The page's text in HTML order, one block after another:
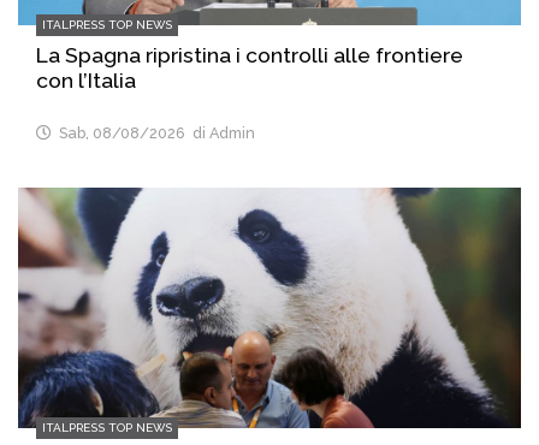
ITALPRESS TOP NEWS
La Spagna ripristina i controlli alle frontiere
con l’Italia
Sab, 08/08/2026 di Admin
ITALPRESS TOP NEWS